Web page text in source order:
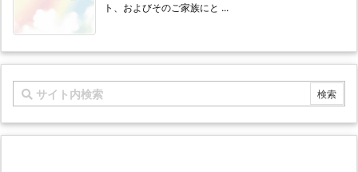
ト、およびそのご家族にと ...